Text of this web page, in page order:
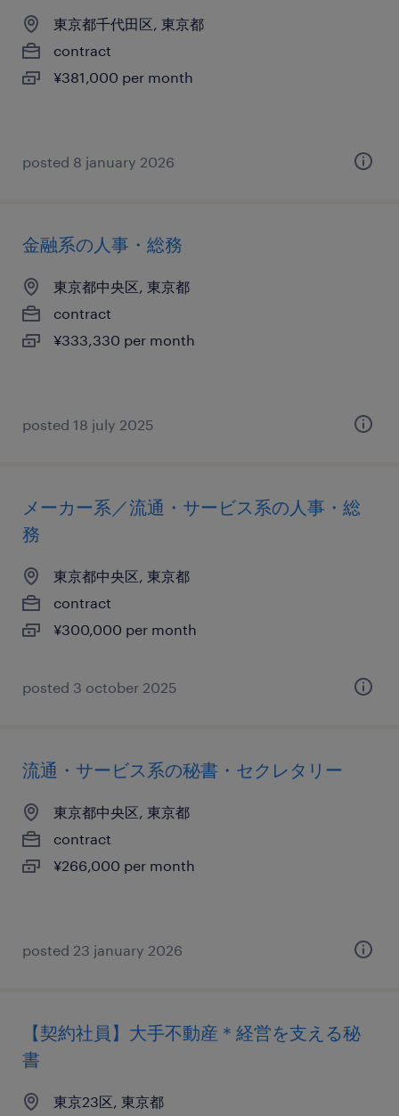
東京都千代田区, 東京都
contract
¥381,000 per month
posted 8 january 2026
金融系の人事・総務
東京都中央区, 東京都
contract
¥333,330 per month
posted 18 july 2025
メーカー系／流通・サービス系の人事・総
務
東京都中央区, 東京都
contract
¥300,000 per month
posted 3 october 2025
流通・サービス系の秘書・セクレタリー
東京都中央区, 東京都
contract
¥266,000 per month
posted 23 january 2026
【契約社員】大手不動産＊経営を支える秘
書
東京23区, 東京都